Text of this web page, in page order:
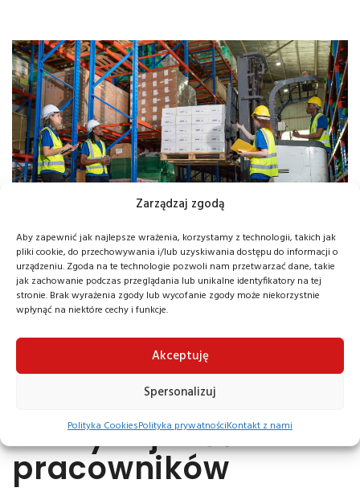
Zarządzaj zgodą
Aby zapewnić jak najlepsze wrażenia, korzystamy z technologii, takich jak
pliki cookie, do przechowywania i/lub uzyskiwania dostępu do informacji o
urządzeniu. Zgoda na te technologie pozwoli nam przetwarzać dane, takie
jak zachowanie podczas przeglądania lub unikalne identyfikatory na tej
stronie. Brak wyrażenia zgody lub wycofanie zgody może niekorzystnie
wpłynąć na niektóre cechy i funkcje.
Akceptuję
Spersonalizuj
Polityka CookiesPolityka prywatnościKontakt z nami
Nowości
Wpływ ergonomii
wózków widłowych
na wydajność
pracowników